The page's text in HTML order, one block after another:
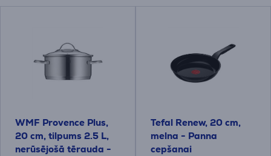
WMF Provence Plus,
20 cm, tilpums 2.5 L,
nerūsējošā tērauda -
Tefal Renew, 20 cm,
melna - Panna
cepšanai